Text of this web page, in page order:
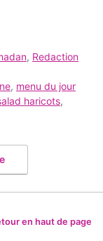
, Redaction
, menu du jour
haricots,
en haut de page